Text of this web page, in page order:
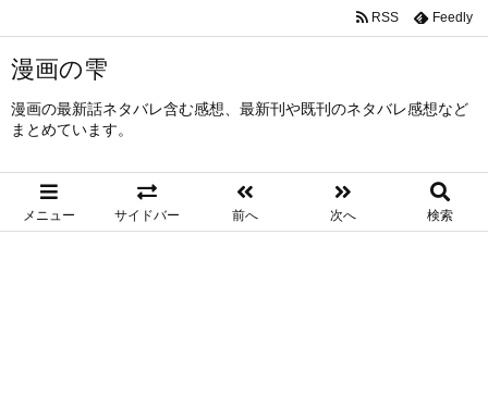
漫画の雫
漫画の最新話ネタバレ含む感想、最新刊や既刊のネタバレ感想など
まとめています。
メニュー サイドバー 前へ 次へ 検索
RSS Feedly